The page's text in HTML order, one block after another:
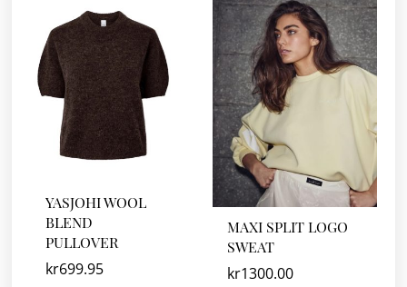
YASJOHI WOOL
BLEND
PULLOVER
kr699.95
MAXI SPLIT LOGO
SWEAT
kr1300.00